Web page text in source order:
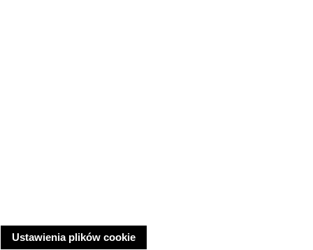
Ustawienia plików cookie